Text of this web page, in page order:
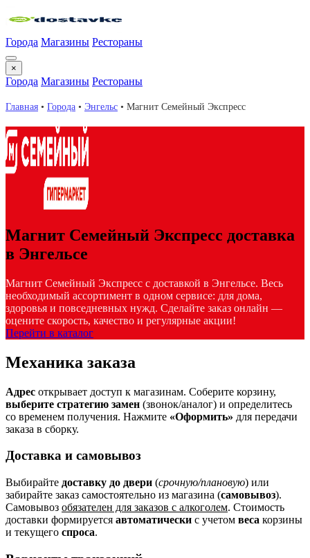
Города Магазины Рестораны
×
Города Магазины Рестораны
Главная • Города • Энгельс • Магнит Семейный Экспресс
Магнит Семейный Экспресс доставка
в Энгельсе
Магнит Семейный Экспресс с доставкой в Энгельсе. Весь
необходимый ассортимент в одном сервисе: для дома,
здоровья и повседневных нужд. Сделайте заказ онлайн —
оцените скорость, качество и регулярные акции!
Перейти в каталог
Механика заказа
Адрес открывает доступ к магазинам. Соберите корзину,
выберите стратегию замен (звонок/аналог) и определитесь
со временем получения. Нажмите «Оформить» для передачи
заказа в сборку.
Доставка и самовывоз
Выбирайте доставку до двери (срочную/плановую) или
забирайте заказ самостоятельно из магазина (самовывоз).
Самовывоз обязателен для заказов с алкоголем. Стоимость
доставки формируется автоматически с учетом веса корзины
и текущего спроса.